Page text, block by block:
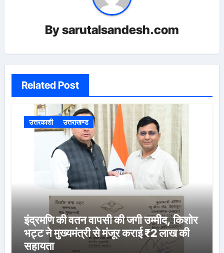
Bysarutalsandesh.com
Related Post
उत्तरकाशी उत्तराखण्ड
इंद्रमणि की वतन वापसी की जगी उम्मीद, किशोर
भट्ट ने मुख्यमंत्री से मंजूर कराई ₹2 लाख की
सहायता